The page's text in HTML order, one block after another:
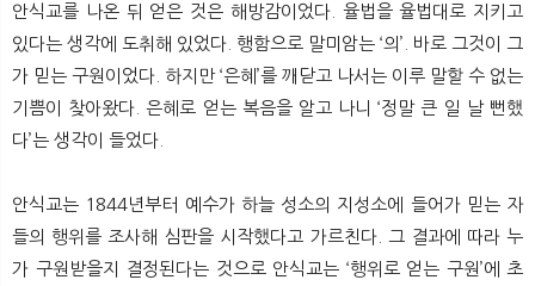
안식교를 나온 뒤 얻은 것은 해방감이었다. 율법을 율법대로 지키고
있다는 생각에 도취해 있었다. 행함으로 말미암는 ‘의’. 바로 그것이 그
가 믿는 구원이었다. 하지만 ‘은혜’를 깨닫고 나서는 이루 말할 수 없는
기쁨이 찾아왔다. 은혜로 얻는 복음을 알고 나니 ‘정말 큰 일 날 뻔했
다’는 생각이 들었다.
안식교는 1844년부터 예수가 하늘 성소의 지성소에 들어가 믿는 자
들의 행위를 조사해 심판을 시작했다고 가르친다. 그 결과에 따라 누
가 구원받을지 결정된다는 것으로 안식교는 ‘행위로 얻는 구원’에 초